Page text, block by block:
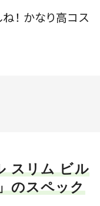
！ かなり高コス
スリム ビル
のスペック